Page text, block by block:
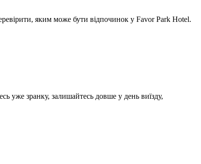
яким може бути відпочинок у Favor Park Hotel.
уже зранку, залишайтесь довше у день виїзду,